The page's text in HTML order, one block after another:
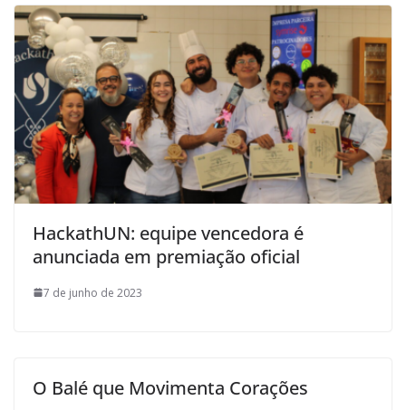
HackathUN: equipe vencedora é
anunciada em premiação oficial
7 de junho de 2023
O Balé que Movimenta Corações